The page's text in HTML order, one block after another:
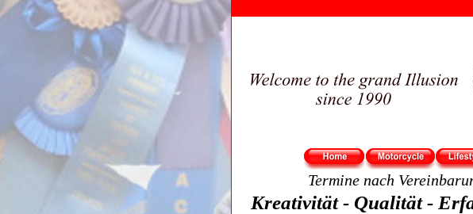
Termine nach
Kreativität - Qualität -